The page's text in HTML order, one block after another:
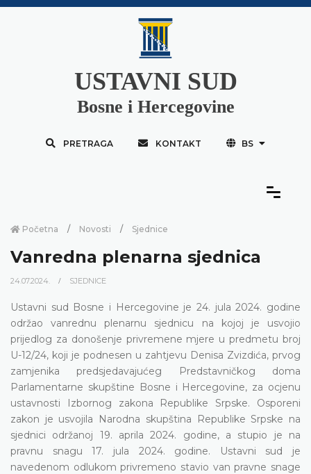
USTAVNI SUD
Bosne i Hercegovine
PRETRAGA KONTAKT BS
Početna Novosti Sjednice
Vanredna plenarna sjednica
24.07.2024. SJEDNICE
Ustavni sud Bosne i Hercegovine je 24. jula 2024. godine
održao vanrednu plenarnu sjednicu na kojoj je usvojio
prijedlog za donošenje privremene mjere u predmetu broj
U-12/24, koji je podnesen u zahtjevu Denisa Zvizdića, prvog
zamjenika predsjedavajućeg Predstavničkog doma
Parlamentarne skupštine Bosne i Hercegovine, za ocjenu
ustavnosti Izbornog zakona Republike Srpske. Osporeni
zakon je usvojila Narodna skupština Republike Srpske na
sjednici održanoj 19. aprila 2024. godine, a stupio je na
pravnu snagu 17. jula 2024. godine. Ustavni sud je
navedenom odlukom privremeno stavio van pravne snage